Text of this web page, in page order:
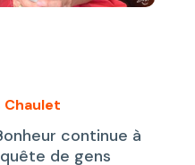
Chaulet
continue à
de gens